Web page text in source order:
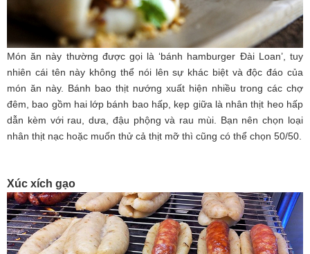
Món ăn này thường được gọi là ‘bánh hamburger Đài Loan’, tuy
nhiên cái tên này không thể nói lên sự khác biệt và độc đáo của
món ăn này. Bánh bao thịt nướng xuất hiện nhiều trong các chợ
đêm, bao gồm hai lớp bánh bao hấp, kẹp giữa là nhân thịt heo hấp
dẫn kèm với rau, dưa, đậu phộng và rau mùi. Bạn nên chọn loại
nhân thịt nạc hoặc muốn thử cả thịt mỡ thì cũng có thể chọn 50/50.
Xúc xích gạo